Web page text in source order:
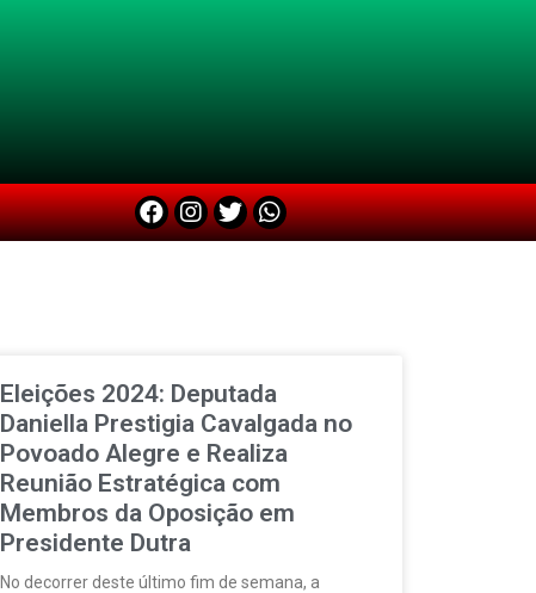
Eleições 2024: Deputada
Daniella Prestigia Cavalgada no
Povoado Alegre e Realiza
Reunião Estratégica com
Membros da Oposição em
Presidente Dutra
No decorrer deste último fim de semana, a